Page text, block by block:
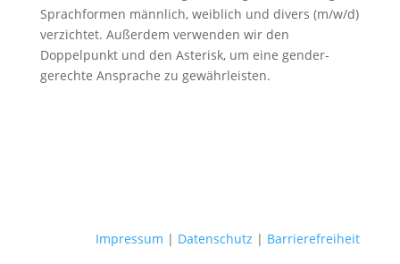
Sprachformen männlich, weiblich und divers (m/w/d)
verzichtet. Außerdem verwenden wir den
Doppelpunkt und den Asterisk, um eine gender-
gerechte Ansprache zu gewährleisten.
Impressum | Datenschutz | Barrierefreiheit